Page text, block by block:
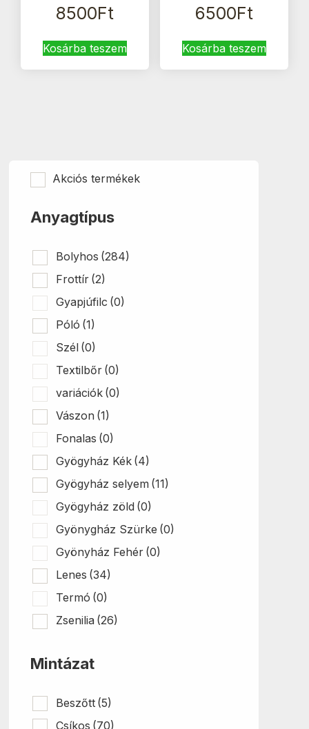
8500Ft
Kosárba teszem
6500Ft
Kosárba teszem
Akciós termékek
Anyagtípus
Bolyhos (284)
Frottír (2)
Gyapjúfilc (0)
Póló (1)
Szél (0)
Textilbőr (0)
variációk (0)
Vászon (1)
Fonalas (0)
Gyögyház Kék (4)
Gyögyház selyem (11)
Gyögyház zöld (0)
Gyönygház Szürke (0)
Gyönyház Fehér (0)
Lenes (34)
Termó (0)
Zsenilia (26)
Mintázat
Beszőtt (5)
Csíkos (70)